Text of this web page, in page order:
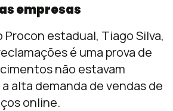
empresas
Procon estadual, Tiago Silva,
é uma prova de
não estavam
alta demanda de vendas de
online.